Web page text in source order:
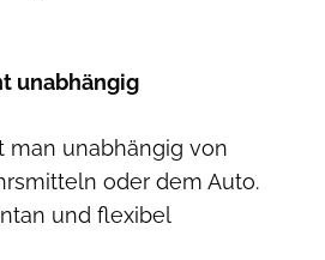
unabhängig
man unabhängig von
oder dem Auto.
und flexibel